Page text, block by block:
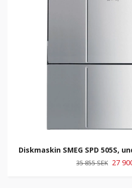
Diskmaskin SMEG SPD 505S,
35 855 SEK 27